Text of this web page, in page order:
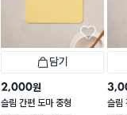
담기
2,000원
슬림 간편 도마 중형 슬림